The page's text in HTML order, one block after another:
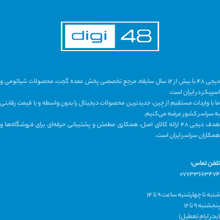
دیجی ۴۸ با بیش از ۱۲ سال سابقه، مرجع تخصصی پخش عمده گجت، محصولات شیائومی و
اسپیکر در ایران است.
ما با واردات مستقیم از چین، جدیدترین محصولات دیجیتال را بدون واسطه و با قیمت رقابتی
به سراسر کشور عرضه می‌کنیم.
هدف دیجی ۴۸ ارائه کالای اصل، همکاری مطمئن و پشتیبانی حرفه‌ای برای فروشگاه‌ها و
همکاران سراسر ایران است.
تلفن تماس:
۰۷۷۳۳۶۶۳۴۷۴
شنبه تا چهارشنبه ساعت ۹ تا ۱۴
پنجشنبه ۹ تا ۱۲
(بجز ایام تعطیل)